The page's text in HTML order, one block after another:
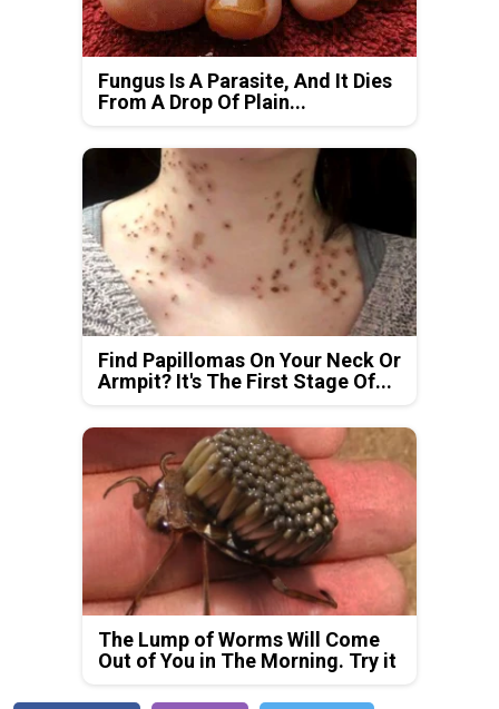
Fungus Is A Parasite, And It Dies
From A Drop Of Plain...
Find Papillomas On Your Neck Or
Armpit? It's The First Stage Of...
The Lump of Worms Will Come
Out of You in The Morning. Try it